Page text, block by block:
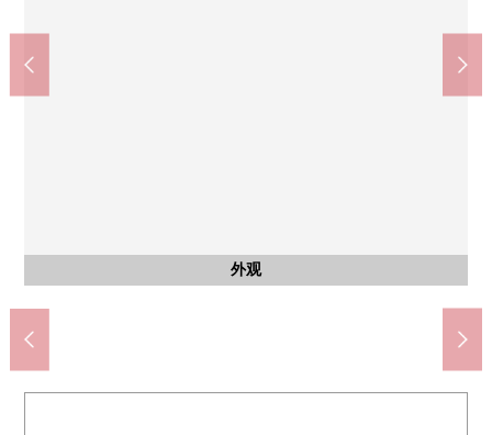
外观
客厅
洗脸
厕所
室内
日式房间
室内
约7张塌塌米西式房间
外观
入口
入口
入口
其他
自行车停放处
外观
外观
共有部分
垃圾堆放处
其他
名牌
入口
停车场
外观
外观
外观
外观
其他
前面道路
其他当地
前面道路
其他当地
前面道路
千里中央站(大阪单轨电车线)(约1420m)
步行18分钟。
山田站(大阪单轨电车线)(约1240m)
步行16分钟。
阪急千里线"南千里"车站(约1240m)
步行16分钟。
山田站(阪急千里线)(约1200m)
步行15分钟。
吹田市立津云台小学(约630m)
步行8分钟。
吹田市立古江台中学(约1140m)
步行15分钟。
业务超市津云台商店(约450m)
步行6分钟。
7-Eleven丰中上新田4丁目商店(约650m)
步行9分钟。
吹田千里邮局(约390m)
步行5分钟。